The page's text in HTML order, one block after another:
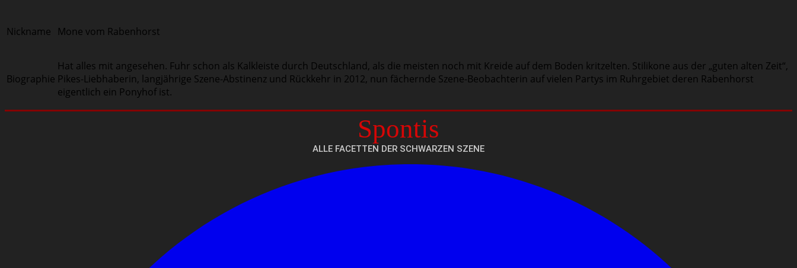
Nickname Mone vom Rabenhorst
Biographie
Hat alles mit angesehen. Fuhr schon als Kalkleiste durch Deutschland, als die meisten noch mit Kreide auf dem Boden kritzelten. Stilikone aus der „guten alten Zeit“,
Pikes-Liebhaberin, langjährige Szene-Abstinenz und Rückkehr in 2012, nun fächernde Szene-Beobachterin auf vielen Partys im Ruhrgebiet deren Rabenhorst
eigentlich ein Ponyhof ist.
Spontis
ALLE FACETTEN DER SCHWARZEN SZENE